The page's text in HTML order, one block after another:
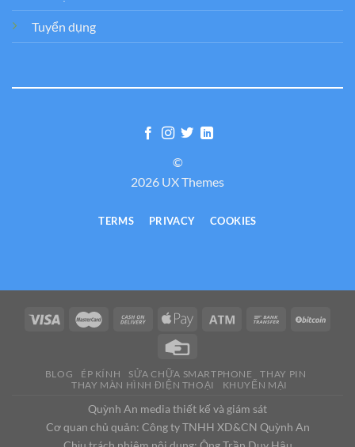
Tuyển dụng
©
2026 UX Themes
TERMS PRIVACY COOKIES
BLOG ÉP KÍNH SỬA CHỮA SMARTPHONE
THAY PIN
THAY MÀN HÌNH ĐIỆN THOẠI
KHUYẾN MẠI
Quỳnh An media thiết kế và giám sát
Cơ quan chủ quản: Công ty TNHH XD&CN Quỳnh An